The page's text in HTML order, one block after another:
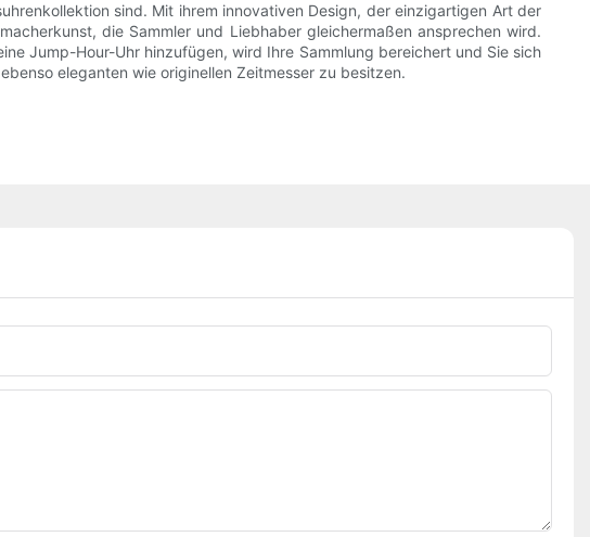
sind. Mit ihrem innovativen Design, der einzigartigen Art der
die Sammler und Liebhaber gleichermaßen ansprechen wird.
Jump-Hour-Uhr hinzufügen, wird Ihre Sammlung bereichert und Sie sich
eleganten wie originellen Zeitmesser zu besitzen.